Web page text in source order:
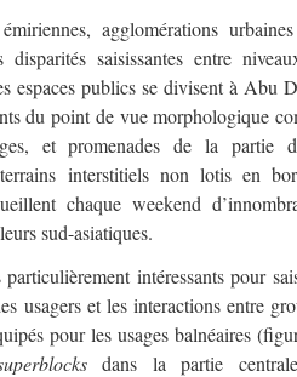
agglomérations
saisissantes entre
espaces publics se divisent à Abu
du point de vue morphologique
et promenades de la partie
interstitiels non lotis en
chaque weekend
sud-asiatiques.
intéressants pour
usagers et les interactions entre
pour les usages balnéaires
dans la partie